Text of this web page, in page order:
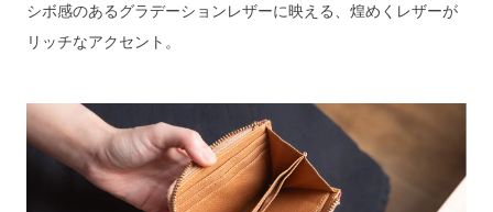
シボ感のあるグラデーションレザーに映える、煌めくレザーが
リッチなアクセント。